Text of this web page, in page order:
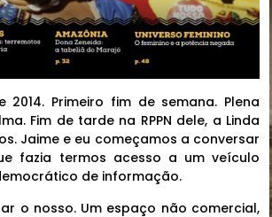
2014. Primeiro fim de semana. Plena
Fim de tarde na RPPN dele, a Linda
Jaime e eu começamos a conversar
fazia termos acesso a um veículo
de informação.
o nosso. Um espaço não comercial,